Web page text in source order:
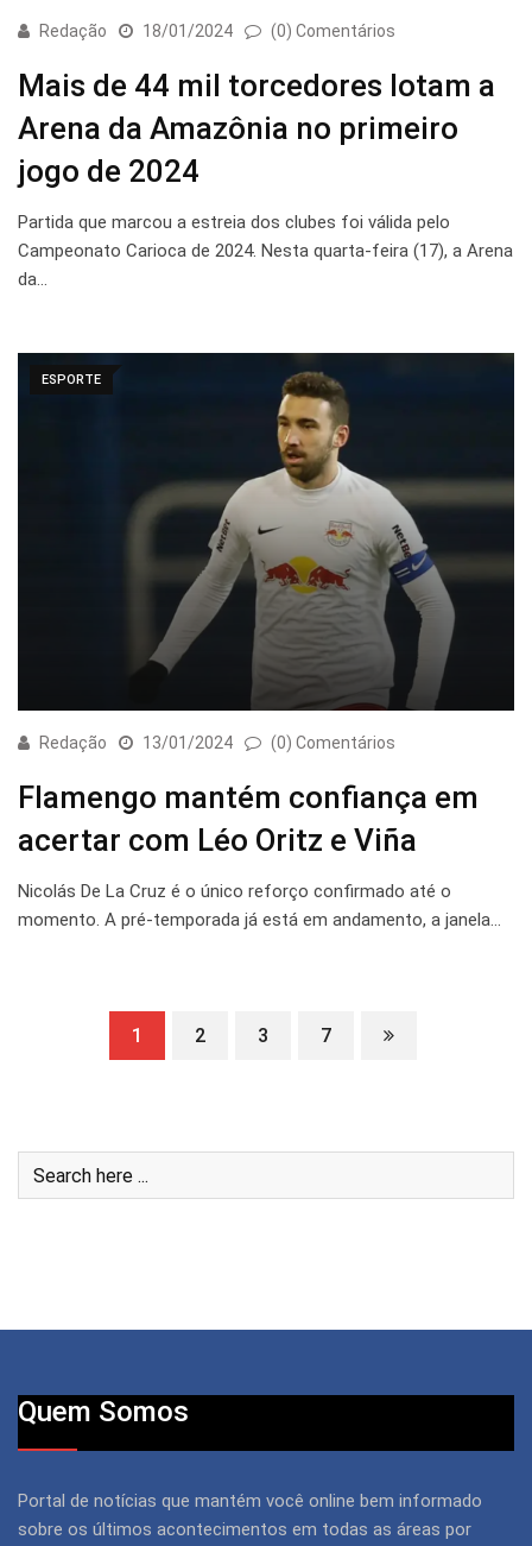
Redação 18/01/2024 (0) Comentários
Mais de 44 mil torcedores lotam a
Arena da Amazônia no primeiro
jogo de 2024
Partida que marcou a estreia dos clubes foi válida pelo
Campeonato Carioca de 2024. Nesta quarta-feira (17), a Arena
da…
ESPORTE
Redação 13/01/2024 (0) Comentários
Flamengo mantém confiança em
acertar com Léo Oritz e Viña
Nicolás De La Cruz é o único reforço confirmado até o
momento. A pré-temporada já está em andamento, a janela…
1 2 3 7
Quem Somos
Portal de notícias que mantém você online bem informado
sobre os últimos acontecimentos em todas as áreas por